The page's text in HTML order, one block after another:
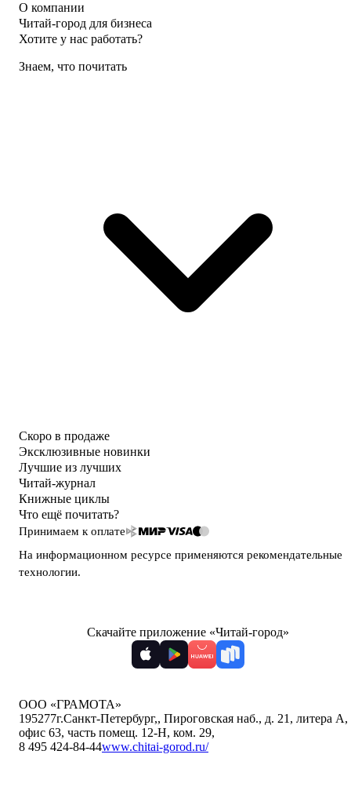
О компании
Читай-город для бизнеса
Хотите у нас работать?
Знаем, что почитать
Скоро в продаже
Эксклюзивные новинки
Лучшие из лучших
Читай-журнал
Книжные циклы
Что ещё почитать?
Принимаем к оплате
На информационном ресурсе применяются рекомендательные
технологии.
Скачайте приложение «Читай-город»
ООО «ГРАМОТА»
195277г.Санкт-Петербург,, Пироговская наб., д. 21, литера А,
офис 63, часть помещ. 12-Н, ком. 29,
8 495 424-84-44www.chitai-gorod.ru/